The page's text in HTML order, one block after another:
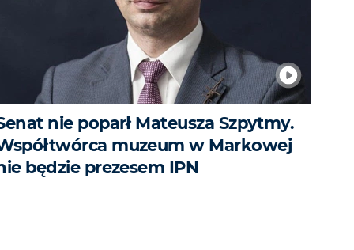
nie poparł Mateusza Szpytmy.
muzeum w Markowej
będzie prezesem IPN